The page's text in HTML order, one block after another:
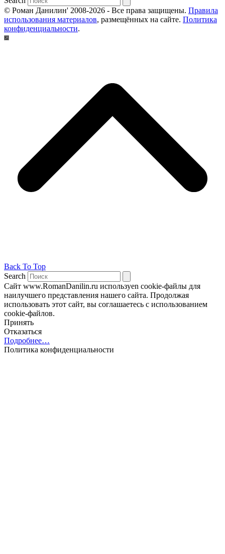
© Роман Данилин' 2008-2026 - Все права защищены. Правила
использования материалов, размещённых на сайте. Политика
конфиденциальности.
Back To Top
Search
Сайт www.RomanDanilin.ru используеn cookie-файлы для
наилучшего представления нашего сайта. Продолжая
использовать этот сайт, вы соглашаетесь с использованием
cookie-файлов.
Принять
Отказаться
Подробнее…
Политика конфиденциальности